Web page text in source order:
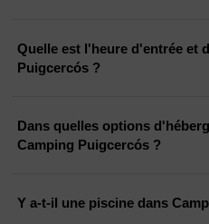
Quelle est l'heure d'entrée et de
Puigcercós ?
Dans quelles options
Camping Puigcercós ?
Y a-t-il une piscine dans